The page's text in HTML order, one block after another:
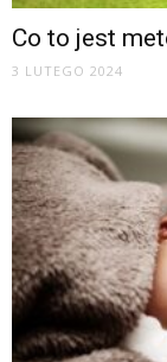
Co to jest
3 LUTEGO 2024